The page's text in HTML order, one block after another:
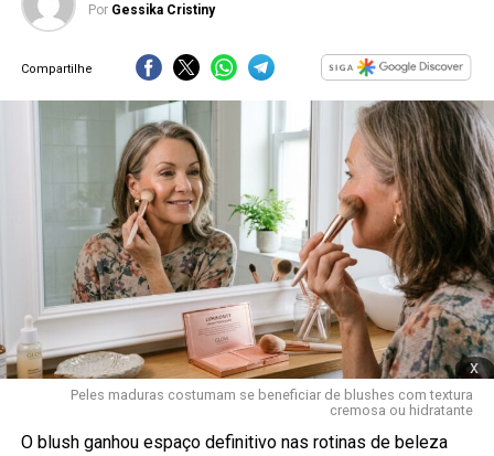
Por Gessika Cristiny
Compartilhe
x
Peles maduras costumam se beneficiar de blushes com textura
cremosa ou hidratante
O blush ganhou espaço definitivo nas rotinas de beleza